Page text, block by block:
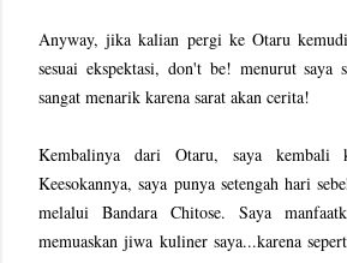
Anyway, jika kalian pergi ke Otaru
sesuai ekspektasi, don't be! menurut saya
sangat menarik karena sarat akan cerita!
Kembalinya dari Otaru, saya
Keesokannya, saya punya setengah hari
melalui Bandara Chitose. Saya
memuaskan jiwa kuliner saya...karena